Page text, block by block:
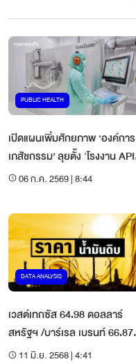
PUBLIC HEALTH
เปิดแผนเพิ่มศักยภาพ ‘องค์การ
เภสัชกรรม’ ลุยตั้ง 'โรงงาน API
ยา' แห่งแรก มุ่งชีววัตถุ
06 ก.ค. 2569 | 8:44
DATA ANALYSIS
เวสต์เทกซัส 64.98 ดอลลาร์
สหรัฐฯ /บาร์เรล เบรนท์ 66.87
ดอลลาร์สหรัฐฯ /บาร์เรล
11 มิ.ย. 2568 | 4:41